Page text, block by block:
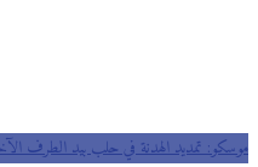
موسكو: تمديد الهدنة في حلب بيد الطرف الآخر